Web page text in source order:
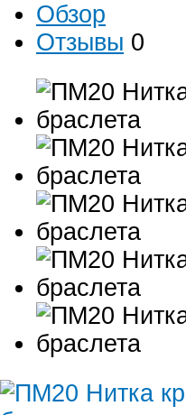
Обзор
Отзывы 0